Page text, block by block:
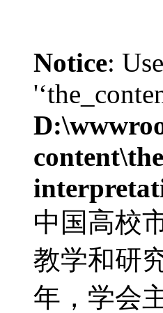
Notice:
中国高校
教学和研
年，学会